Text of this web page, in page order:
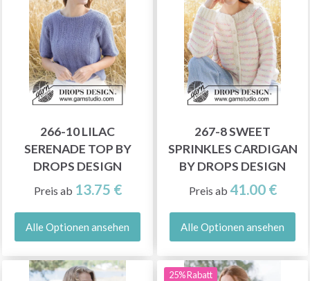
266-10 LILAC
SERENADE TOP BY
DROPS DESIGN
Preis ab 13.75 €
Alle Optionen ansehen
267-8 SWEET
SPRINKLES CARDIGAN
BY DROPS DESIGN
Preis ab 41.00 €
Alle Optionen ansehen
25% Rabatt